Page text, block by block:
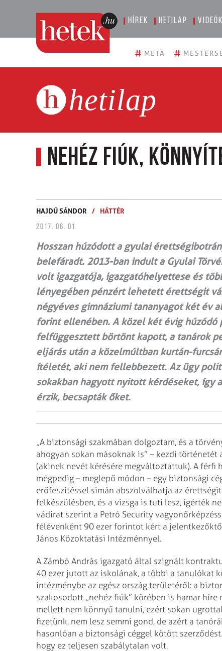
Hírek Hetilap Videók
# META #
hetilap
Nehéz fiúk,
HAJDÚ SÁNDOR / HÁTTÉR
2017. 06. 01.
Hosszan húzódott a gyulai
belefáradt. 2013-ban indult a Gyulai
volt igazgatója, igazgatóhelyettese és
lényegében pénzért lehetett érettségit
négyéves gimnáziumi tananyagot két év
forint ellenében. A közel két évig
felfüggesztett börtönt kapott, a tanárok
eljárás után a közelmúltban kurtán-
ítéletét, aki nem fellebbezett. Az ügy
sokakban hagyott nyitott kérdéseket, így
érzik, becsapták őket.
„A biztonsági szakmában dolgoztam, és a
ahogyan sokan másoknak is” – kezdi
(akinek nevét kérésére megváltoztattuk). A
mégpedig – meg­lepő módon – egy biztonsági
erőfeszítéssel simán abszolválhatja az
felkészülésben, és a vizsga is tuti lesz, ígérték
vádirat szerint a Petró Security
félévenként 90 ezer forintot kért a
János Közoktatási Intézménnyel.
A Zámbó András igazgató által szignált
40 ezer jutott az iskolának, a többi a tanulókat
intézménybe az egész ország területéről: a
szakosodott „nehéz fiúk” körében is hamar
mellett nem könnyű tanulni, ezért sokan
fizetünk, nem lesz semmi gond, de azért a
hasonlóan a biztonsági céggel kötött
hogy ez teljesen szabálytalan volt.